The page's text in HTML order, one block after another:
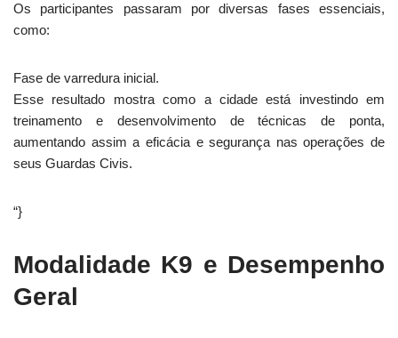
Os participantes passaram por diversas fases essenciais,
como:
Fase de varredura inicial.
Esse resultado mostra como a cidade está investindo em
treinamento e desenvolvimento de técnicas de ponta,
aumentando assim a eficácia e segurança nas operações de
seus Guardas Civis.
“}
Modalidade K9 e Desempenho
Geral